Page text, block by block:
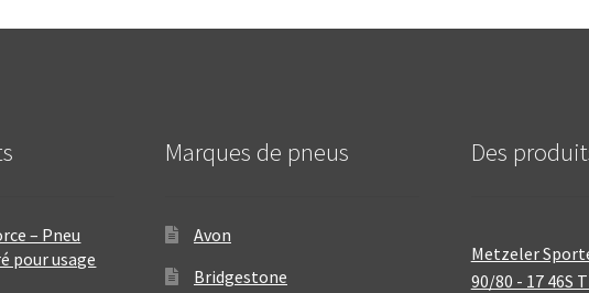
– Pneu
pour usage
Marques de pneus
Avon
Bridgestone
Des
Metzeler
90/80 - 17 46S